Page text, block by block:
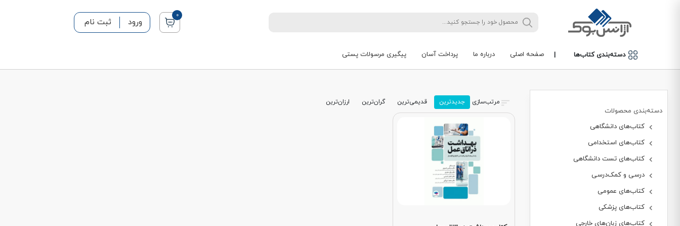
0
ورود ثبت نام
دسته‌بندی کتاب‌ها | صفحه اصلی درباره ما پرداخت آسان پیگیری مرسولات پستی
دسته‌بندی محصولات
کتاب‌های دانشگاهی
کتاب‌های استخدامی
کتاب‌های تست دانشگاهی
درسی و کمک‌درسی
کتاب‌های عمومی
کتاب‌های پزشکی
کتاب‌های زبان‌های خارجی
مرتب‌سازی جدیدترین قدیمی‌ترین گران‌ترین ارزان‌ترین